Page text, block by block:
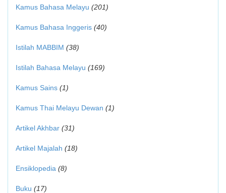
Kamus Bahasa Melayu (201)
Kamus Bahasa Inggeris (40)
Istilah MABBIM (38)
Istilah Bahasa Melayu (169)
Kamus Sains (1)
Kamus Thai Melayu Dewan (1)
Artikel Akhbar (31)
Artikel Majalah (18)
Ensiklopedia (8)
Buku (17)